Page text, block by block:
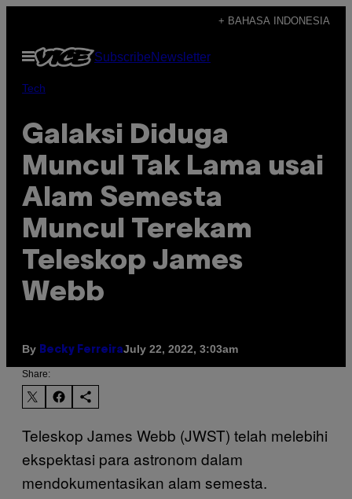
content
+ BAHASA INDONESIA
Open
Menu
SubscribeNewsletter
Tech
Galaksi Diduga
Muncul Tak Lama usai
Alam Semesta
Muncul Terekam
Teleskop James
Webb
By Becky FerreiraJuly 22, 2022, 3:03am
Share:
Teleskop James Webb (JWST) telah melebihi
ekspektasi para astronom dalam
mendokumentasikan alam semesta.